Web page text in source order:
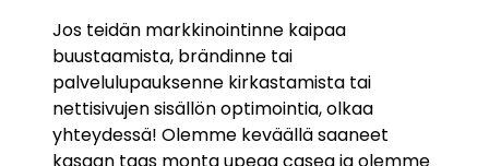
Jos teidän markkinointinne kaipaa
buustaamista, brändinne tai
palvelulupauksenne kirkastamista tai
nettisivujen sisällön optimointia, olkaa
yhteydessä! Olemme keväällä saaneet